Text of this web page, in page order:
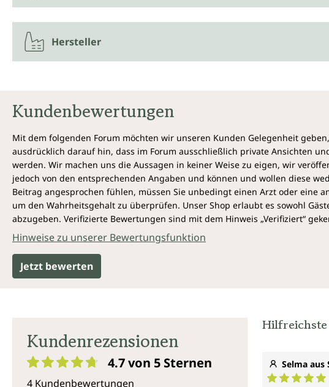
Hersteller
Kundenbewertungen
Mit dem folgenden Forum möchten wir unseren Kunden Gelegenheit
ausdrücklich darauf hin, dass im Forum ausschließlich private Ansichten
werden. Wir machen uns die Aussagen in keiner Weise zu eigen, wir
jedoch von den entsprechenden Angaben und können und wollen diese
Beitrag angesprochen fühlen, müssen Sie unbedingt einen Arzt oder eine
um den Wahrheitsgehalt zu überprüfen. Unser Shop erlaubt es sowohl
abzugeben. Verifizierte Bewertungen sind mit dem Hinweis „Verifiziert“
Hinweise zu unserer Bewertungsfunktion
Jetzt bewerten
Kundenrezensionen
4.7 von 5 Sternen
4 Kundenbewertungen
Hilfreichste
Selma aus